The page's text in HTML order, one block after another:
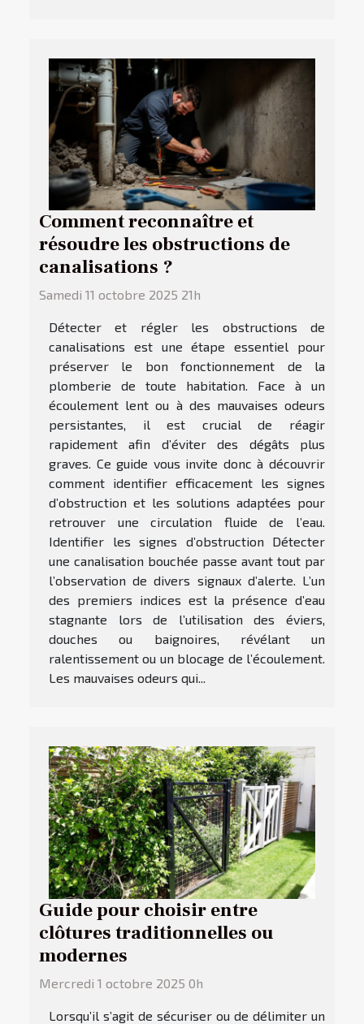
Comment reconnaître et
résoudre les obstructions de
canalisations ?
Samedi 11 octobre 2025 21h
Détecter et régler les obstructions de
canalisations est une étape essentiel pour
préserver le bon fonctionnement de la
plomberie de toute habitation. Face à un
écoulement lent ou à des mauvaises odeurs
persistantes, il est crucial de réagir
rapidement afin d’éviter des dégâts plus
graves. Ce guide vous invite donc à découvrir
comment identifier efficacement les signes
d’obstruction et les solutions adaptées pour
retrouver une circulation fluide de l’eau.
Identifier les signes d’obstruction Détecter
une canalisation bouchée passe avant tout par
l’observation de divers signaux d’alerte. L’un
des premiers indices est la présence d’eau
stagnante lors de l’utilisation des éviers,
douches ou baignoires, révélant un
ralentissement ou un blocage de l’écoulement.
Les mauvaises odeurs qui...
Guide pour choisir entre
clôtures traditionnelles ou
modernes
Mercredi 1 octobre 2025 0h
Lorsqu’il s’agit de sécuriser ou de délimiter un